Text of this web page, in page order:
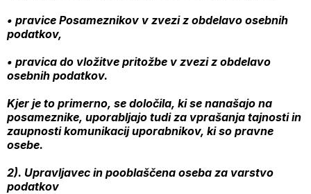
• pravice Posameznikov v zvezi z obdelavo osebnih
podatkov,
• pravica do vložitve pritožbe v zvezi z obdelavo
osebnih podatkov.
Kjer je to primerno, se določila, ki se nanašajo na
posameznike, uporabljajo tudi za vprašanja tajnosti in
zaupnosti komunikacij uporabnikov, ki so pravne
osebe.
2). Upravljavec in pooblaščena oseba za varstvo
podatkov